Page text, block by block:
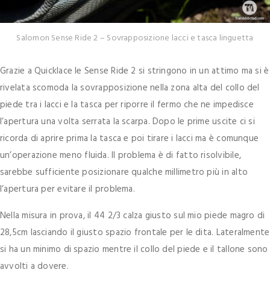
Salomon Sense Ride 2 – Sovrapposizione lacci e tasca linguetta
Grazie a Quicklace le Sense Ride 2 si stringono in un attimo ma si è
rivelata scomoda la sovrapposizione nella zona alta del collo del
piede tra i lacci e la tasca per riporre il fermo che ne impedisce
l’apertura una volta serrata la scarpa. Dopo le prime uscite ci si
ricorda di aprire prima la tasca e poi tirare i lacci ma è comunque
un’operazione meno fluida. Il problema è di fatto risolvibile,
sarebbe sufficiente posizionare qualche millimetro più in alto
l’apertura per evitare il problema.
Nella misura in prova, il 44 2/3 calza giusto sul mio piede magro di
28,5cm lasciando il giusto spazio frontale per le dita. Lateralmente
si ha un minimo di spazio mentre il collo del piede e il tallone sono
avvolti a dovere.